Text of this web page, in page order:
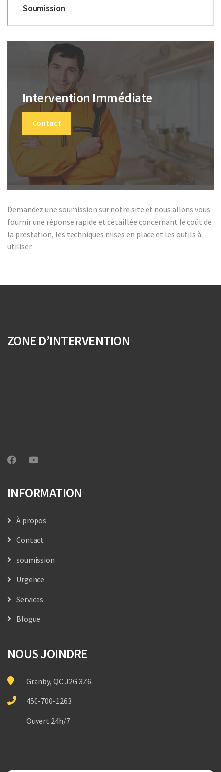
Soumission
Intervention Immédiate
Contact
Demandez une soumission sur notre site et nous allons vous
fournir une réponse rapide et détaillée concernant le coût de
la prestation, les techniques mises en place et les outils à
utiliser.
ZONE D’INTERVENTION
INFORMATION
À propos
Contact
soumission
Urgence
Services
Blogue
NOUS JOINDRE
Granby, QC J2G 3Z6.
450-700-1263
Ouvert 24h/7